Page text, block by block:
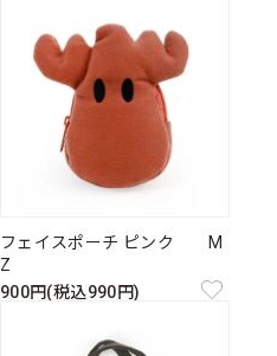
フェイスポーチ ピンク M
Z
900円(税込990円)